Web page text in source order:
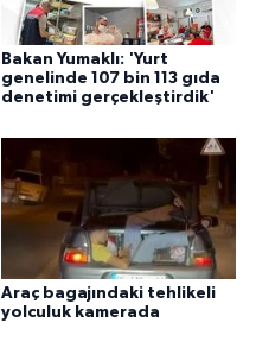
Bakan Yumaklı: 'Yurt
genelinde 107 bin 113 gıda
denetimi gerçekleştirdik'
Araç bagajındaki tehlikeli
yolculuk kamerada